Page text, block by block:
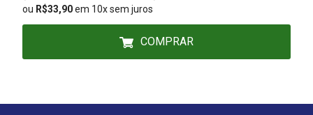
ou R$33,90em 10x sem juros
COMPRAR